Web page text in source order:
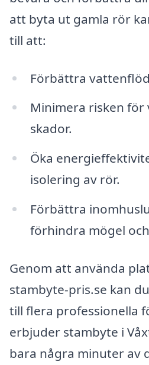
att byta ut gamla rör
till att:
Förbättra
Minimera risken
skador.
Öka
isolering av rör.
Förbättra
förhindra mögel
Genom att använda
stambyte-pris.se kan
till flera professionella
erbjuder stambyte i
bara några minuter av